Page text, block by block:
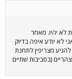
לא יהיו. מאחר
לא יודע איפה בדיוק
מצריפין לתחנת
(בסביבות שתיים